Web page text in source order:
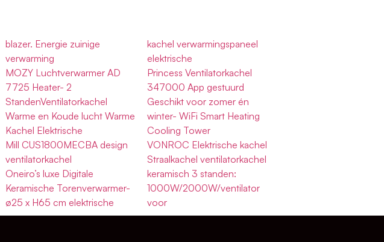
blazer. Energie zuinige
verwarming
MOZY Luchtverwarmer AD
7725 Heater- 2
StandenVentilatorkachel
Warme en Koude lucht Warme
Kachel Elektrische
Mill CUS1800MECBA design
ventilatorkachel
Oneiro’s luxe Digitale
Keramische Torenverwarmer-
ø25 x H65 cm elektrische
kachel verwarmingspaneel
elektrische
Princess Ventilatorkachel
347000 App gestuurd
Geschikt voor zomer én
winter- WiFi Smart Heating
Cooling Tower
VONROC Elektrische kachel
Straalkachel ventilatorkachel
keramisch 3 standen:
1000W/2000W/ventilator
voor